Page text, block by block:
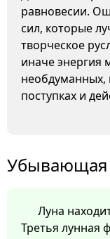
равновесии.
сил, которые
творческое
иначе энергия
необдуманных,
поступках и
Убывающая
Луна
Третья лунная